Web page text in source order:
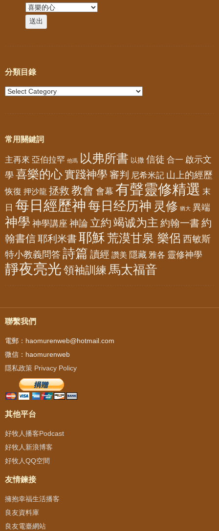
分類目錄
常用關鍵詞
主再來 亞伯拉罕 他瑪 以弗所書 以撒 信徒 合一 啟示文
學 喜樂的心實踐神學 審判 尼希米記 山上的經歷
恢復 押沙龍 拯救 教會 會幕 有聲靈修精選 末
日 每日經歷神 每日经历神 灵修 猶大 異端
神學 神學講座 神論 立約 竭诚为主 約翰一書 約
翰書信耶利米書 耶穌荒漠甘泉 樂侶 西敏斯
特小教義問答詩篇 讀經 讚美 隱藏 雅各 靈修神學
靜夜亮光 領袖訓練 馬太福音
聯繫我們
電郵：haomurenweb@hotmail.com
微信：haomurenweb
隱私政策 Privacy Policy
其他平台
好牧人播客Podcast
好牧人新浪博客
好牧人QQ空間
友情鍊接
擁抱幸福生活播客
良友資料庫
良友電臺網站